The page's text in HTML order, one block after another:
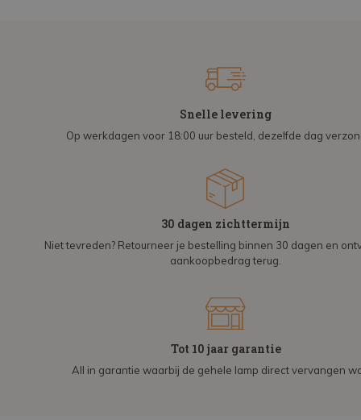
Snelle levering
Op werkdagen voor 18:00 uur besteld, dezelfde dag
30 dagen zichttermijn
Niet tevreden? Retourneer je bestelling binnen 30 dagen en
aankoopbedrag terug.
Tot 10 jaar garantie
All in garantie waarbij de gehele lamp direct vervangen